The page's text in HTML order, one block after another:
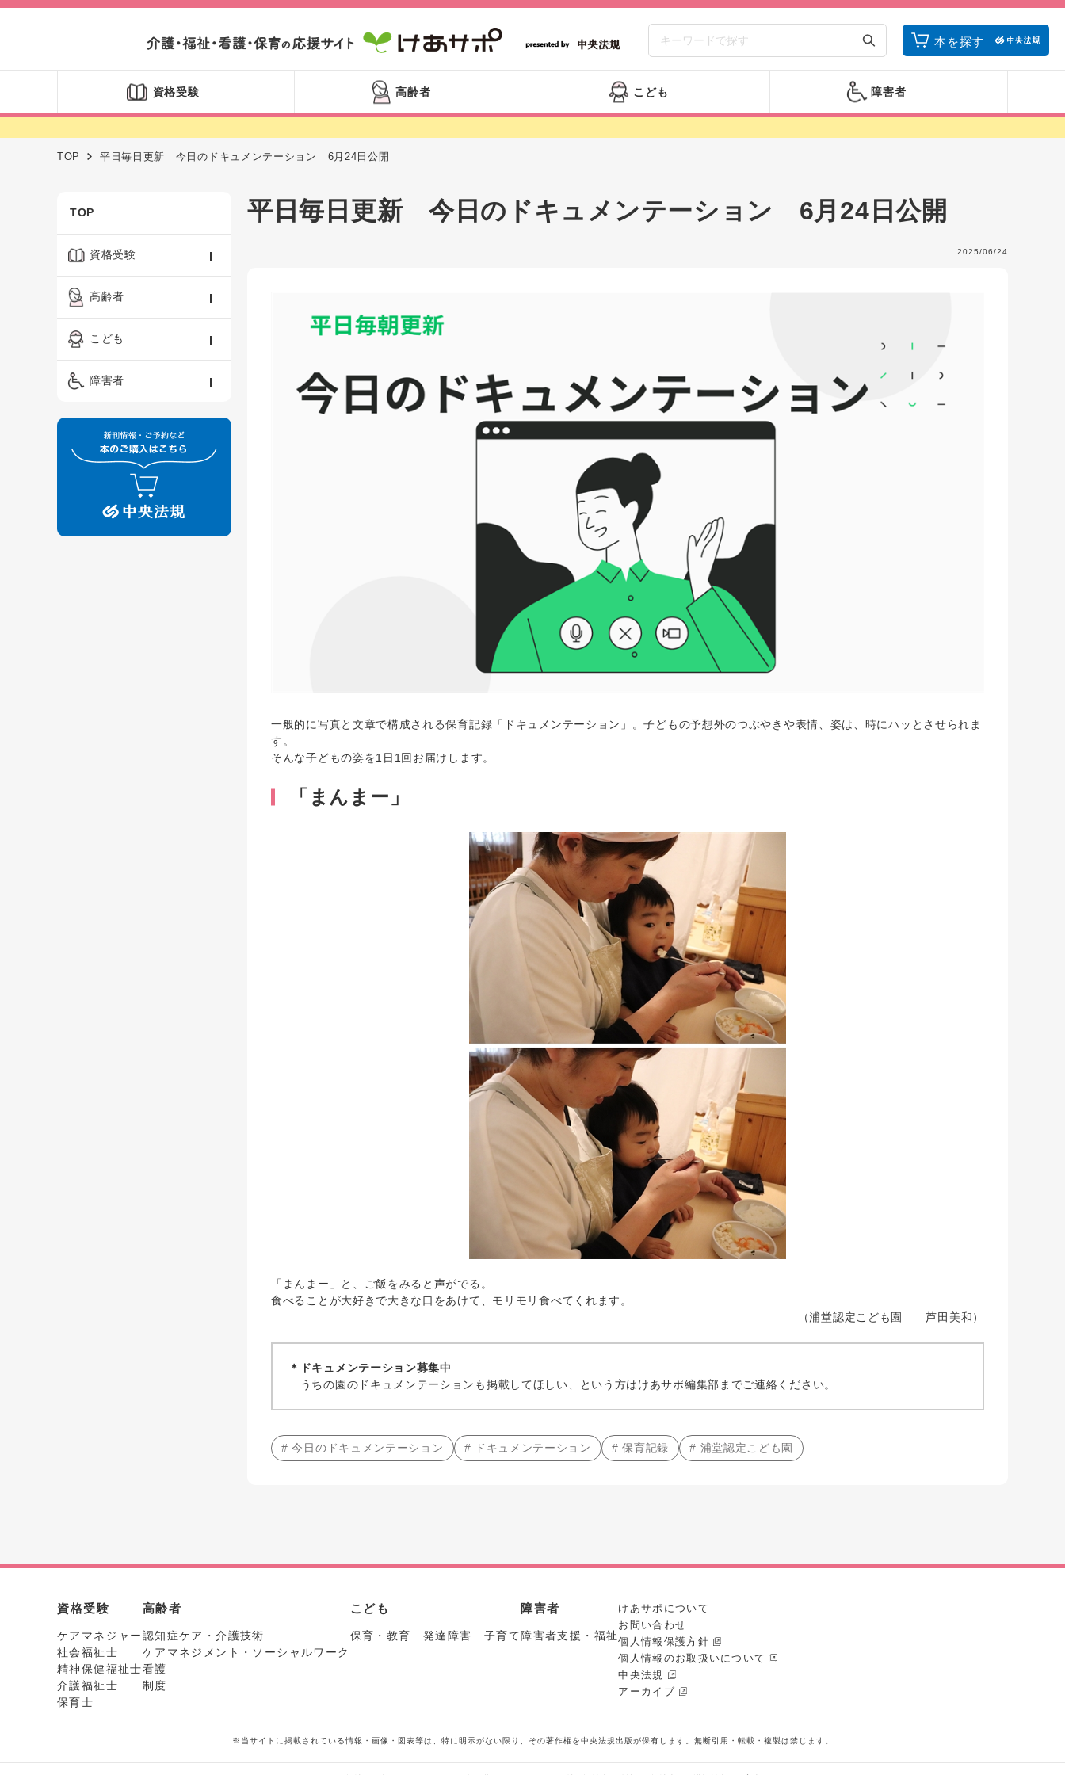
本を探す
資格受験 高齢者 こども 障害者
TOP 平日毎日更新 今日のドキュメンテーション 6月24日公開
TOP
資格受験
ケアマネジャー
精神保健福祉士
保育士
高齢者
認知症ケア・介護技術
ーシャルワーク
看護
制度
こども
保育・教育／発達障害
障害者
障害者支援・福祉
平日毎日更新 今日のドキュメンテーション 6月24日公開
2025/06/24
一般的に写真と文章で構成される保育記録「ドキュメンテーション」。子どもの予想外のつぶやきや表情、姿は、時にハッとさせられま
す。
そんな子どもの姿を1日1回お届けします。
「まんまー」
「まんまー」と、ご飯をみると声がでる。
食べることが大好きで大きな口をあけて、モリモリ食べてくれます。
（浦堂認定こども園 芦田美和）
＊ドキュメンテーション募集中
うちの園のドキュメンテーションも掲載してほしい、という方はけあサポ編集部までご連絡ください。
# 今日のドキュメンテーション # ドキュメンテーション # 保育記録 # 浦堂認定こども園
資格受験
ケアマネジャー
社会福祉士
精神保健福祉士
介護福祉士
保育士
高齢者
認知症ケア・介護技術
ケアマネジメント・ソーシャルワーク
看護
制度
こども
保育・教育 発達障害 子育て
障害者
障害者支援・福祉
けあサポについて
お問い合わせ
個人情報保護方針
個人情報のお取扱いについて
中央法規
アーカイブ
※当サイトに掲載されている情報・画像・図表等は、特に明示がない限り、その著作権を中央法規出版が保有します。無断引用・転載・複製は禁じます。